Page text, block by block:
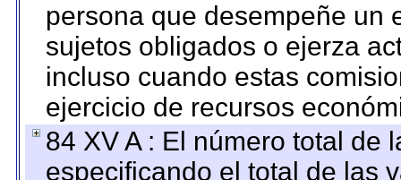
persona que desempeñe un
sujetos obligados o ejerza
incluso cuando estas
ejercicio de recursos
84 XV A : El número total de
especificando el total de las